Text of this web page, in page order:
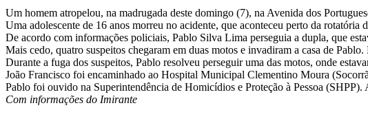
WhatsApp
Um homem atropelou, na madrugada deste domingo (7), na Avenida dos
Uma adolescente de 16 anos morreu no acidente, que aconteceu perto da rotatória
De acordo com informações policiais, Pablo Silva Lima perseguia a dupla, que
Mais cedo, quatro suspeitos chegaram em duas motos e invadiram a casa de
Durante a fuga dos suspeitos, Pablo resolveu perseguir uma das motos, onde
João Francisco foi encaminhado ao Hospital Municipal Clementino Moura
Pablo foi ouvido na Superintendência de Homicídios e Proteção à Pessoa
Com informações do Imirante